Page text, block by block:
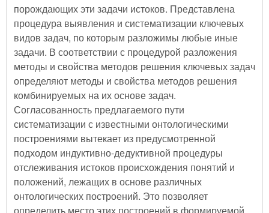
порождающих эти задачи истоков. Представлена
процедура выявления и систематизации ключевых
видов задач, по которым разложимы любые иные
задачи. В соответствии с процедурой разложения
методы и свойства методов решения ключевых задач
определяют методы и свойства методов решения
комбинируемых на их основе задач.
Согласованность предлагаемого пути
систематизации с известными онтологическими
построениями вытекает из предусмотренной
подходом индуктивно-дедуктивной процедуры
отслеживания истоков происхождения понятий и
положений, лежащих в основе различных
онтологических построений. Это позволяет
определить место этих построений в формируемой